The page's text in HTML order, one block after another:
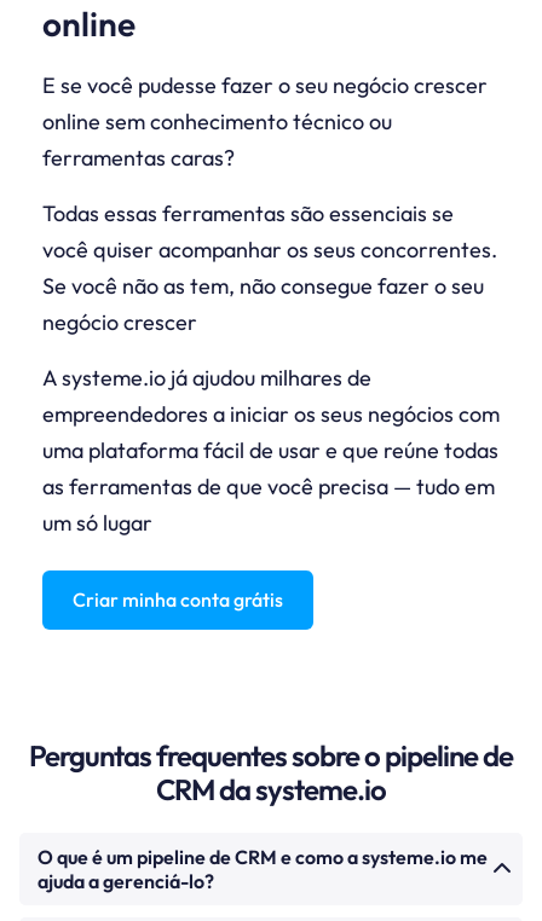
online
E se você pudesse fazer o seu negócio crescer
online sem conhecimento técnico ou
ferramentas caras?
Todas essas ferramentas são essenciais se
você quiser acompanhar os seus concorrentes.
Se você não as tem, não consegue fazer o seu
negócio crescer
A systeme.io já ajudou milhares de
empreendedores a iniciar os seus negócios com
uma plataforma fácil de usar e que reúne todas
as ferramentas de que você precisa — tudo em
um só lugar
Criar minha conta grátis
Perguntas frequentes sobre o pipeline de
CRM da systeme.io
O que é um pipeline de CRM e como a systeme.io me
ajuda a gerenciá-lo?